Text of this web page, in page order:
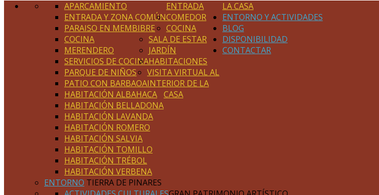
LA CASA
ENTRADA
APARCAMIENTO
ENTRADA Y ZONA COMÚN
PARAISO EN MEMBIBRE
COMEDOR
COCINA
COCINA
MERENDERO
SERVICIOS DE COCINA
SALA DE ESTAR
JARDÍN
PARQUE DE NIÑOS
PATIO CON BARBAOA
HABITACIONES
HABITACIÓN ALBAHACA
HABITACIÓN BELLADONA
HABITACIÓN LAVANDA
HABITACIÓN ROMERO
HABITACIÓN SALVIA
HABITACIÓN TOMILLO
HABITACIÓN TRÉBOL
HABITACIÓN VERBENA
VISITA VIRTUAL AL
INTERIOR DE LA
CASA
ENTORNO Y ACTIVIDADES
ENTORNO TIERRA DE PINARES
BLOG
DISPONIBILIDAD
CONTACTAR